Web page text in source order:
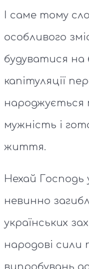
І саме тому
особливого
будуватися на
капітуляції
народжується
мужність і
життя.
Нехай Господь
невинно
українських
народові